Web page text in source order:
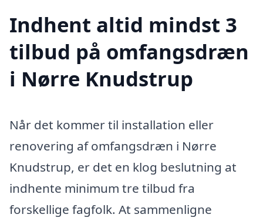
Indhent altid mindst 3
tilbud på omfangsdræn
i Nørre Knudstrup
Når det kommer til installation eller
renovering af omfangsdræn i Nørre
Knudstrup, er det en klog beslutning at
indhente minimum tre tilbud fra
forskellige fagfolk. At sammenligne